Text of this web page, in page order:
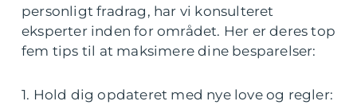
personligt fradrag, har vi konsulteret
eksperter inden for området. Her er deres top
fem tips til at maksimere dine besparelser:
1. Hold dig opdateret med nye love og regler: